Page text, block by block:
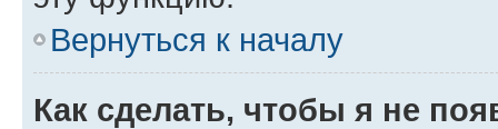
Вернуться к началу
Как сделать, чтобы я не